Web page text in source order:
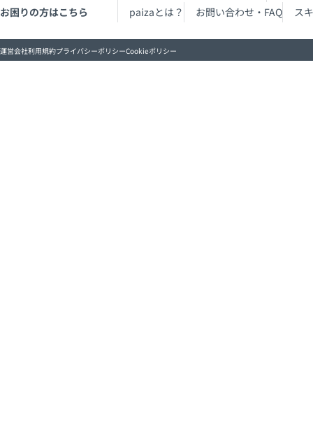
お困りの方はこちら
paizaとは？ お問い合わせ・FAQ ス
運営会社利用規約プライバシーポリシーCookieポリシー